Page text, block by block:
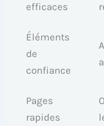
efficaces
Éléments
de
confiance
Pages
rapides